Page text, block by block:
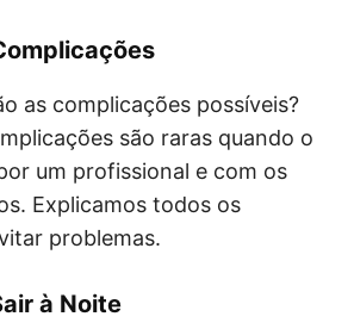
as complicações possíveis?
são raras quando o
um profissional e com os
Explicamos todos os
problemas.
à Noite